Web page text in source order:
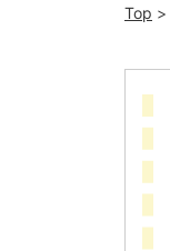
Top >